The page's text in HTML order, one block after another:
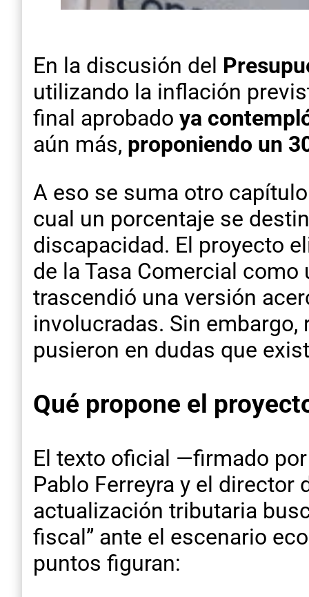
En la discusión del
utilizando la inflación
final aprobado ya
aún más, proponiendo un
A eso se suma otro
cual un porcentaje se
discapacidad. El proyecto
de la Tasa Comercial
trascendió una versión
involucradas. Sin
pusieron en dudas que
Qué propone el
El texto oficial —firmado
Pablo Ferreyra y el
actualización tributaria
fiscal” ante el escenario
puntos figuran: